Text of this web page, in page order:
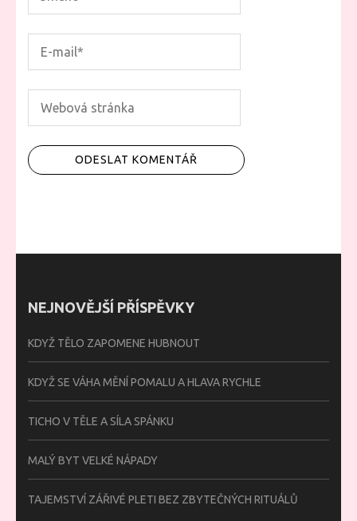
NEJNOVĚJŠÍ PŘÍSPĚVKY
KDYŽ TĚLO ZAPOMENE HUBNOUT
KDYŽ SE VÁHA MĚNÍ POMALU A HLAVA RYCHLE
TICHO V TĚLE A SÍLA SPÁNKU
MALÝ BYT VELKÉ NÁPADY
TAJEMSTVÍ ZÁŘIVÉ PLETI BEZ ZBYTEČNÝCH RITUÁLŮ